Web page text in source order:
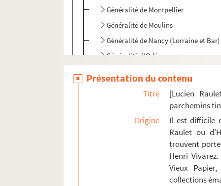
Généralité de Montpellier
Généralité de Moulins
Généralité de Nancy (Lorraine et Bar)
Généralité d'Orléans
Généralité de Riom
2-MS-FS-33-74. Généralité de
2-MS-FS-33-75. Généralité de
2-MS-FS-33-76. Généralité de Tours
Présentation du contenu
Titre
[Lucien
parchemins
Origine
Il est difficile
Raulet ou
trouvent
Henri
Vieux
collections